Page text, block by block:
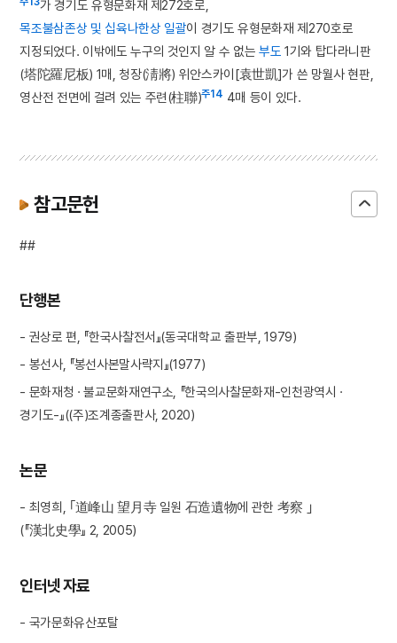
가 경기도 유형문화재 제272호로,
목조불삼존상 및 십육나한상 일괄이 경기도 유형문화재 제270호로
지정되었다. 이밖에도 누구의 것인지 알 수 없는 부도 1기와 탑다라니판
(塔陀羅尼板) 1매, 청장(淸將) 위안스카이[袁世凱]가 쓴 망월사 현판,
영산전 전면에 걸려 있는 주련(柱聯)주14 4매 등이 있다.
참고문헌
##
단행본
- 권상로 편, 『한국사찰전서』(동국대학교 출판부, 1979)
- 봉선사, 『봉선사본말사략지』(1977)
- 문화재청 · 불교문화재연구소, 『한국의사찰문화재-인천광역시 ·
경기도-』((주)조계종출판사, 2020)
논문
- 최영희, ｢道峰山 望月寺 일원 石造遺物에 관한 考察 ｣
(『漢北史學』 2, 2005)
인터넷 자료
- 국가문화유산포탈